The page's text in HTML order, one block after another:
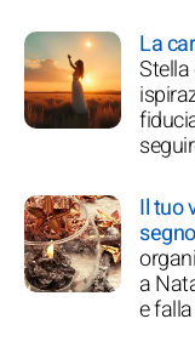
La
Stella
Il tuo
segno
a
e